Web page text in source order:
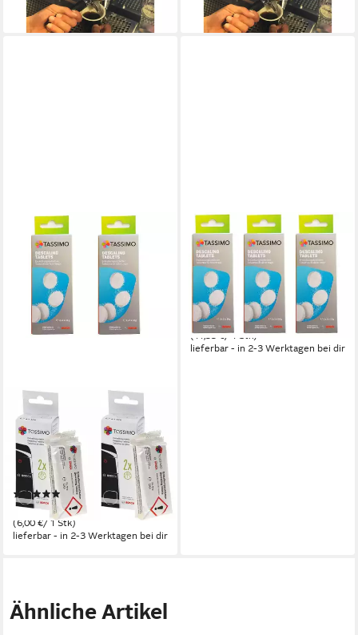
lieferbar - in 3-4 Werktagen bei dir
lieferbar - in 3-4 Werktagen bei dir
BOSCH
2er Pack TCZ6004
Entkalkungstabletten für alle
Tassimo Kaffeautomaten
Entkalkungstabletten
(2)
23,99 €
(6,00 €/ 1 Stk)
lieferbar - in 2-3 Werktagen bei dir
BOSCH
3x Bosch
Entkalkungstabletten
TCZ6004 - 00311909 ersetzt
BSH 00311530
Entkalkungstabletten
34,00 €
(11,33 €/ 1 Stk)
lieferbar - in 2-3 Werktagen bei dir
Ähnliche Artikel